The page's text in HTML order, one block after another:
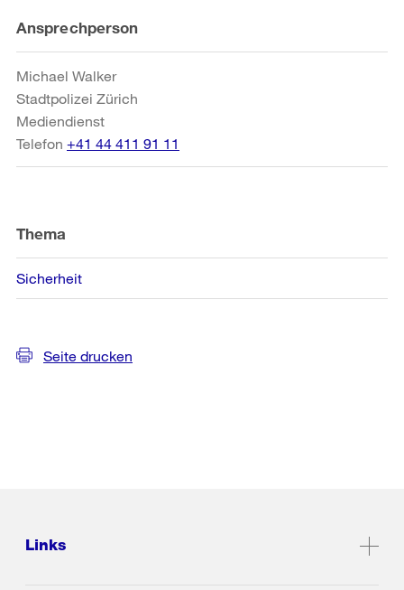
Weitere
Informationen
Ansprechperson
Michael Walker
Stadtpolizei Zürich
Mediendienst
Telefon +41 44 411 91 11
Thema
Sicherheit
Seite drucken
Links